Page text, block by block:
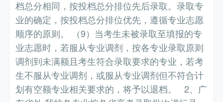
档总分相同，按投档总分排位先后录取。录取专
业的确定，按投档总分排位优先，遵循专业志愿
顺序的原则。 （9）当考生未被录取至填报的专
业志愿时，若服从专业调剂，按各专业录取原则
调剂到未满额且考生符合录取要求的专业，若考
生不服从专业调剂，或服从专业调剂但不符合计
划有空额专业相关要求的，将予以退档。 2、广